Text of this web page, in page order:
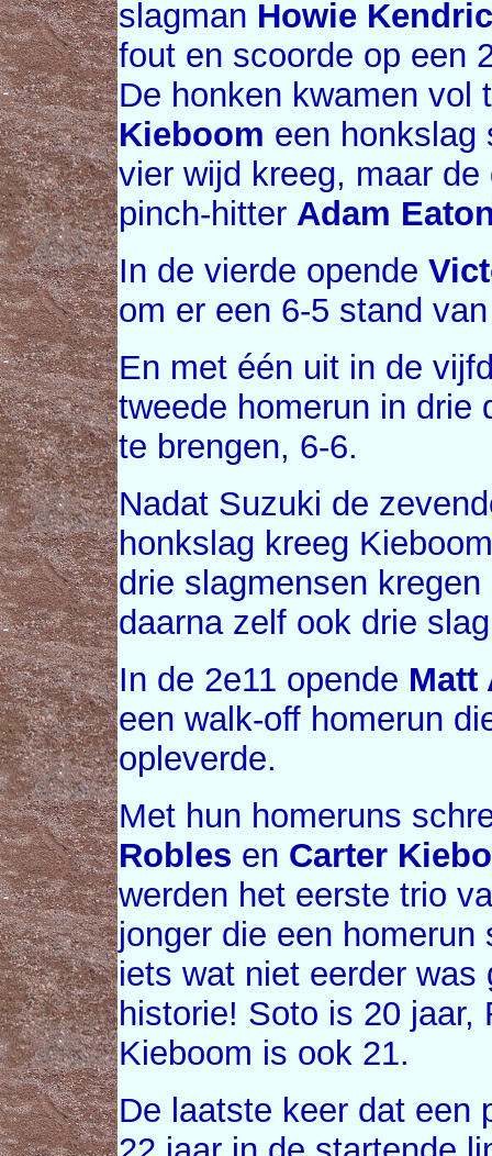
slagman Howie
fout en scoorde op een
De honken kwamen
Kieboom een
vier wijd kreeg, maar
pinch-hitter Adam
In de vierde opende
om er een 6-5 stand
En met één uit in de
tweede homerun in drie
te brengen, 6-6.
Nadat Suzuki de
honkslag kreeg
drie slagmensen
daarna zelf ook drie
In de 2e11 opende Matt
een walk-off homerun
opleverde.
Met hun homeruns
Robles en Carter
werden het eerste trio
jonger die een
iets wat niet eerder was
historie! Soto is 20 jaar,
Kieboom is ook 21.
De laatste keer dat een